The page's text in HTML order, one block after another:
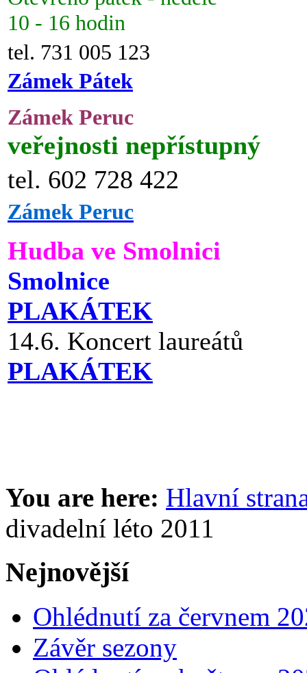
10 - 16 hodin
tel. 731 005 123
Zámek Pátek
Zámek Peruc
veřejnosti nepřístupný
tel. 602 728 422
Zámek Peruc
Hudba ve Smolnici
Smolnice
PLAKÁTEK
14.6. Koncert laureátů
PLAKÁTEK
You are here: Hlavní
divadelní léto 2011
Nejnovější
Ohlédnutí za červnem
Závěr sezony